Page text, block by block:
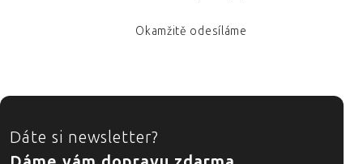
Okamžitě odesíláme
ZÁPATÍ
Dáte si newsletter?